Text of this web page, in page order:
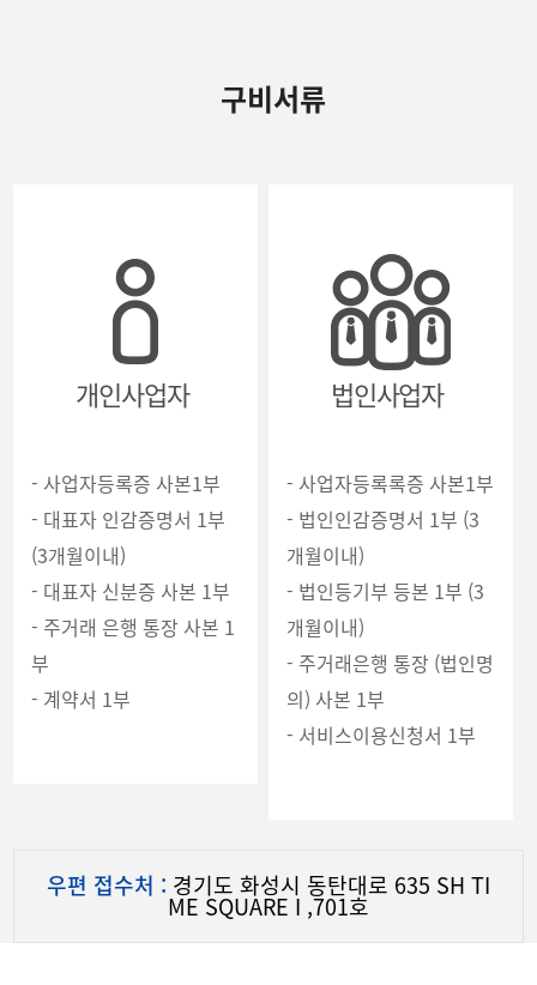
구비서류
개인사업자
- 사업자등록증 사본1부
- 대표자 인감증명서 1부
(3개월이내)
- 대표자 신분증 사본 1부
- 주거래 은행 통장 사본 1
부
- 계약서 1부
법인사업자
- 사업자등록록증 사본1부
- 법인인감증명서 1부 (3
개월이내)
- 법인등기부 등본 1부 (3
개월이내)
- 주거래은행 통장 (법인명
의) 사본 1부
- 서비스이용신청서 1부
우편 접수처 : 경기도 화성시 동탄대로 635 SH TI
ME SQUARE I ,701호